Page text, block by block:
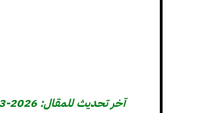
آخر تحديث للمقال: 2026-03-28